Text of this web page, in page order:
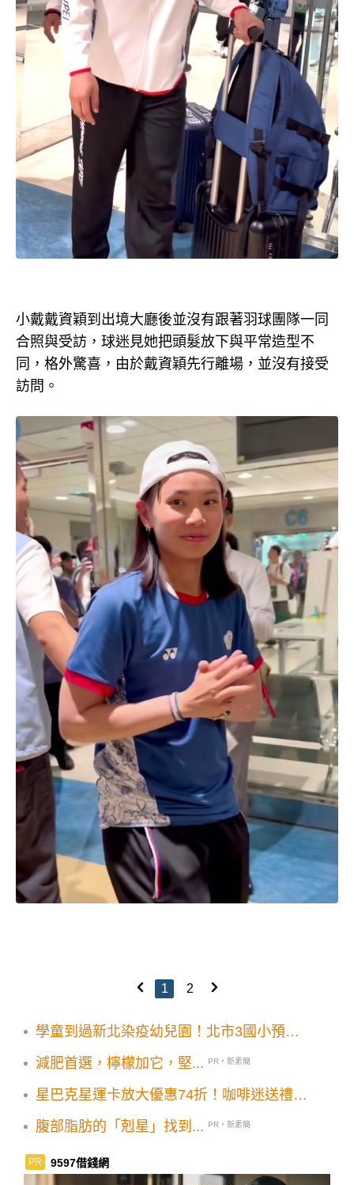
小戴戴資穎到出境大廳後並沒有跟著羽球團隊一同
合照與受訪，球迷見她把頭髮放下與平常造型不
同，格外驚喜，由於戴資穎先行離場，並沒有接受
訪問。
1 2
學童到過新北染疫幼兒園！北市3國小預防
減肥首選，檸檬加它，堅...
PR・新素簡
星巴克星運卡放大優惠74折！咖啡迷送禮自
腹部脂肪的「剋星」找到...
PR・新素簡
PR 9597借錢網